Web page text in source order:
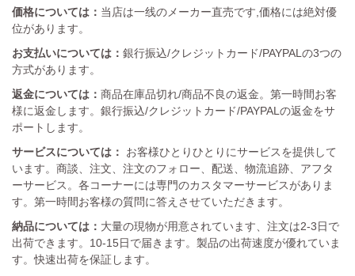
価格については： 当店は一线のメーカー直売です,価格には絶対優
位があります。
お支払いについては： 銀行振込/クレジットカード/PAYPALの3つの
方式があります。
返金については： 商品在庫品切れ/商品不良の返金。第一時間お客
様に返金します。銀行振込/クレジットカード/PAYPALの返金をサ
ポートします。
サービスについては：
お客様ひとりひとりにサービスを提供して
います。商談、注文、注文のフォロー、配送、物流追跡、アフタ
ーサービス。各コーナーには専門のカスタマーサービスがありま
す。第一時間お客様の質問に答えさせていただきます。
納品については： 大量の現物が用意されています、注文は2-3日で
出荷できます。10-15日で届きます。製品の出荷速度が優れていま
す。快速出荷を保証します。